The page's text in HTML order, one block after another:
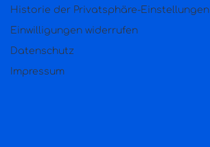
Historie der Privatsphäre-Einstellungen
Einwilligungen widerrufen
Datenschutz
Impressum